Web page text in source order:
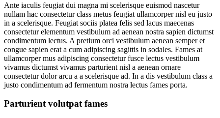
Ante iaculis feugiat dui magna mi scelerisque euismod nascetur
nullam hac consectetur class metus feugiat ullamcorper nisl eu justo
in a scelerisque. Feugiat sociis platea felis sed lacus maecenas
consectetur elementum vestibulum ad aenean nostra sapien dictumst
condimentum lectus. A pretium orci vestibulum aenean semper et
congue sapien erat a cum adipiscing sagittis in sodales. Fames at
ullamcorper mus adipiscing consectetur fusce lectus vestibulum
vivamus dictumst vivamus parturient nisl a aenean ornare
consectetur dolor arcu a a scelerisque ad. In a dis vestibulum class a
justo condimentum ad fermentum nostra lectus fames porta.
Parturient volutpat fames